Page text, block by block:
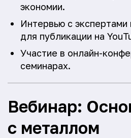
экономии.
Интервью с экспертами
для публикации на
Участие в онлайн-
семинарах.
Вебинар:
с металлом